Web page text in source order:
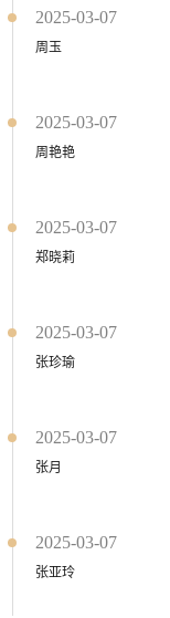
2025-03-07
周玉
2025-03-07
周艳艳
2025-03-07
郑晓莉
2025-03-07
张珍瑜
2025-03-07
张月
2025-03-07
张亚玲